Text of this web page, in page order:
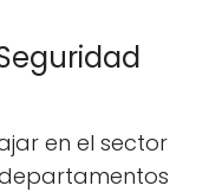
en el sector